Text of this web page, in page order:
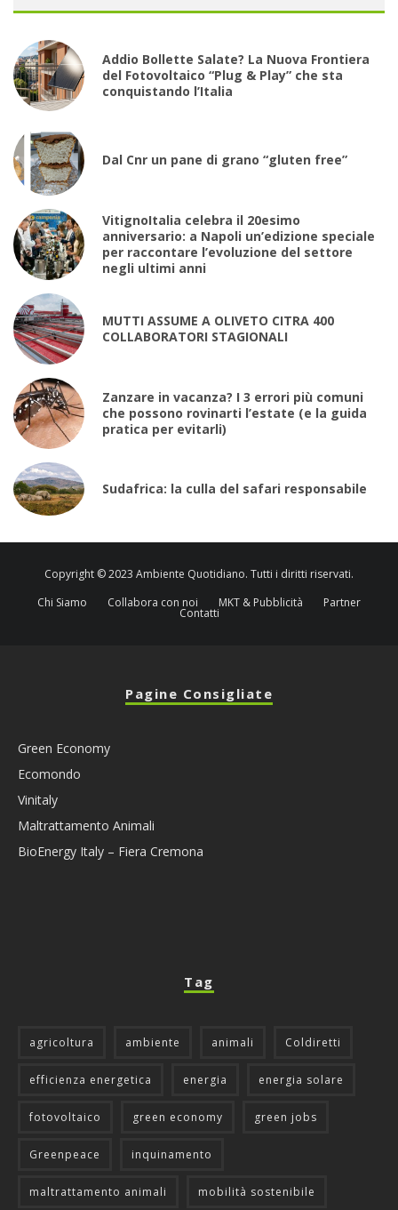
Addio Bollette Salate? La Nuova Frontiera
del Fotovoltaico “Plug & Play” che sta
conquistando l’Italia
Dal Cnr un pane di grano “gluten free”
VitignoItalia celebra il 20esimo
anniversario: a Napoli un’edizione speciale
per raccontare l’evoluzione del settore
negli ultimi anni
MUTTI ASSUME A OLIVETO CITRA 400
COLLABORATORI STAGIONALI
Zanzare in vacanza? I 3 errori più comuni
che possono rovinarti l’estate (e la guida
pratica per evitarli)
Sudafrica: la culla del safari responsabile
Copyright © 2023 Ambiente Quotidiano. Tutti i diritti riservati.
Chi Siamo
Collabora con noi MKT & Pubblicità Partner
Contatti
Pagine Consigliate
Green Economy
Ecomondo
Vinitaly
Maltrattamento Animali
BioEnergy Italy – Fiera Cremona
Tag
agricoltura ambiente animali Coldiretti
efficienza energetica energia energia solare
fotovoltaico green economy green jobs
Greenpeace inquinamento
maltrattamento animali mobilità sostenibile